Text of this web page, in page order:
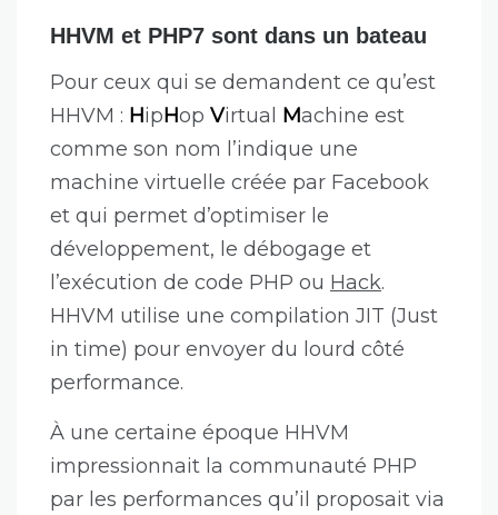
HHVM et PHP7 sont dans un bateau
Pour ceux qui se demandent ce qu’est
HHVM : HipHop Virtual Machine est
comme son nom l’indique une
machine virtuelle créée par Facebook
et qui permet d’optimiser le
développement, le débogage et
l’exécution de code PHP ou Hack.
HHVM utilise une compilation JIT (Just
in time) pour envoyer du lourd côté
performance.
À une certaine époque HHVM
impressionnait la communauté PHP
par les performances qu’il proposait via